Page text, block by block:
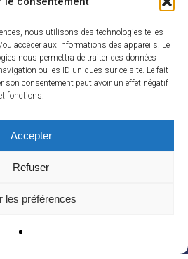
nous utilisons des technologies telles
accéder aux informations des appareils. Le
nous permettra de traiter des données
ou les ID uniques sur ce site. Le fait
son consentement peut avoir un effet négatif
fonctions.
Accepter
Refuser
les préférences
youtube